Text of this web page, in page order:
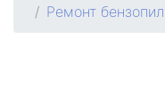
Ремонт бензопил